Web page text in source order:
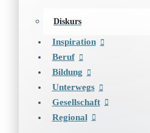
Diskurs
Inspiration
Beruf
Bildung
Unterwegs
Gesellschaft
Regional